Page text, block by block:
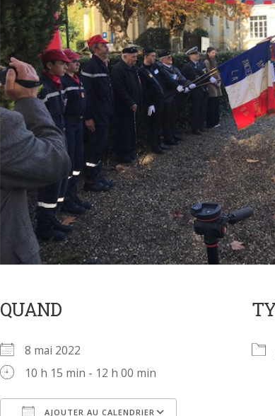
QUAND
8 mai 2022
10 h 15 min - 12 h 00 min
AJOUTER AU CALENDRIER